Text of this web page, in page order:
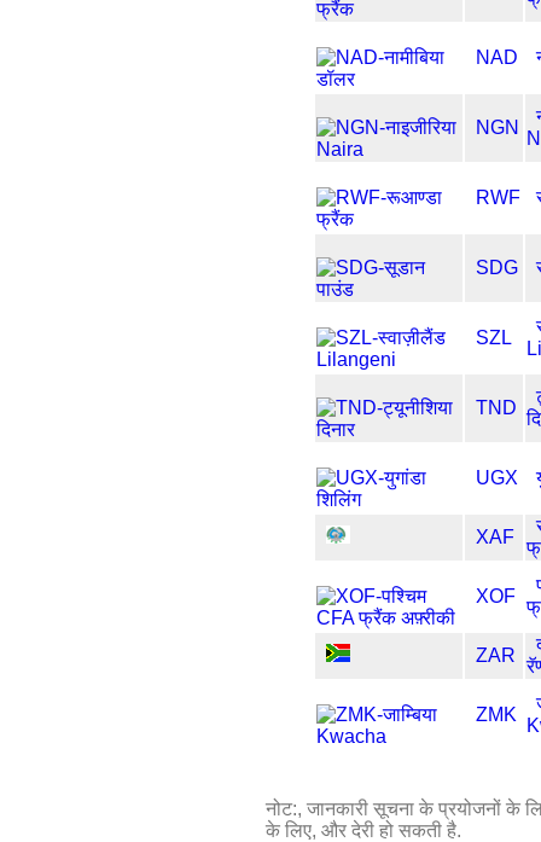
NAD
NGN
RWF
SDG
SZL
TND
UGX
XAF
XOF
ZAR
ZMK
नोट:, जानकारी सूचना के प्रयोजनों के
के लिए, और देरी हो सकती है.